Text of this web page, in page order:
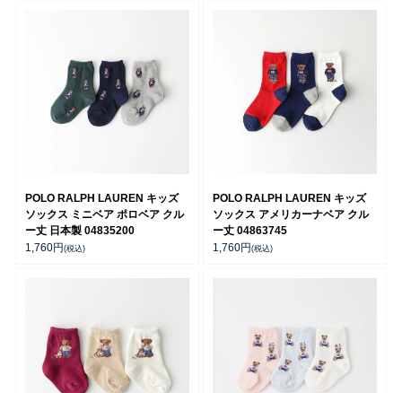
POLO RALPH LAUREN キッズ
ソックス ミニベア ポロベア クル
ー丈 日本製 04835200
1,760円(税込)
POLO RALPH LAUREN キッズ
ソックス アメリカーナベア クル
ー丈 04863745
1,760円(税込)